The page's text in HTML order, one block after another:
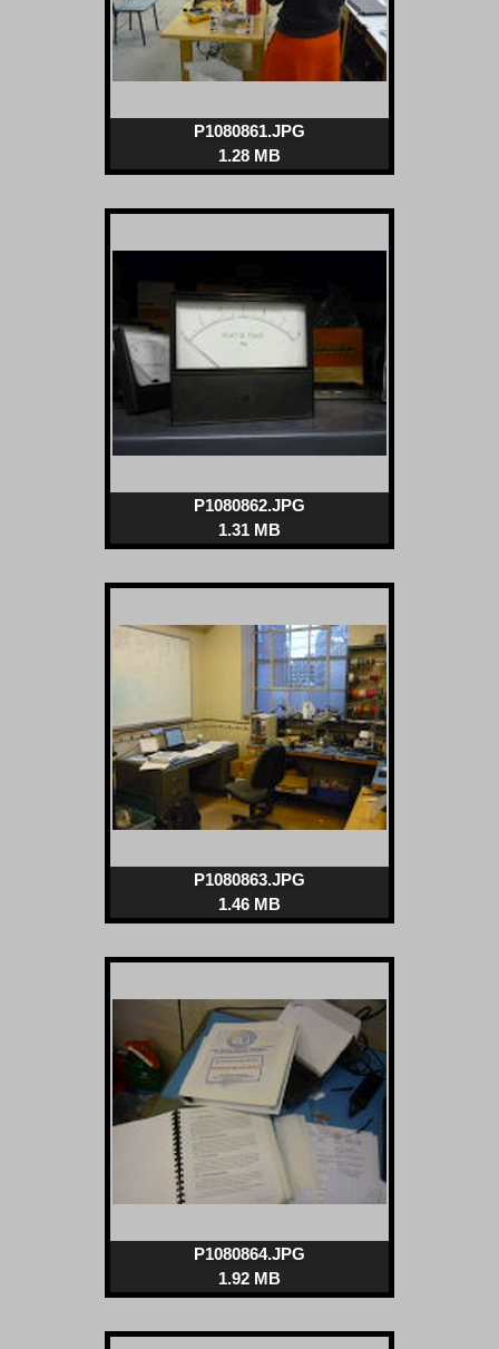
P1080861.JPG
1.28 MB
P1080862.JPG
1.31 MB
P1080863.JPG
1.46 MB
P1080864.JPG
1.92 MB